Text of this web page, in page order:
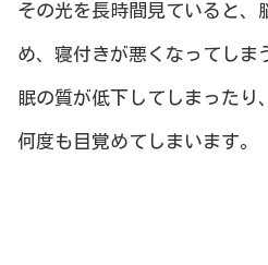
その光を長時間見ていると、
め、寝付きが悪くなってしま
眠の質が低下してしまったり
何度も目覚めてしまいます。